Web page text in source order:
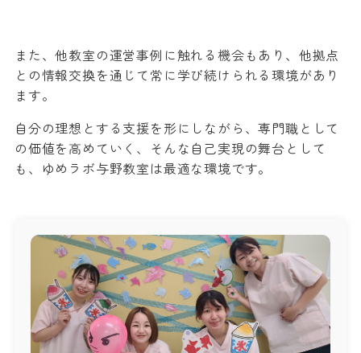
また、他教室の運営事例に触れる機会もあり、他拠点
との情報交換を通じて常に学び続けられる環境があり
ます。
自分の理想とする支援を形にしながら、専門職として
の価値を高めていく、そんな自己実現の舞台として
も、ゆめラボ与野教室は最適な環境です。